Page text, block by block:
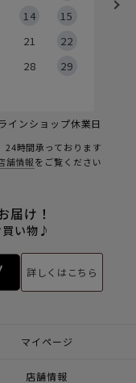
14
15
21
22
28
29
インショップ休業日
時間承っております
舗情報をご覧ください
届け！
買い物♪
詳しくはこちら
マイページ
店舗情報